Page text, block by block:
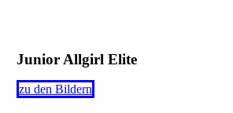
Junior Allgirl Elite
zu den Bildern